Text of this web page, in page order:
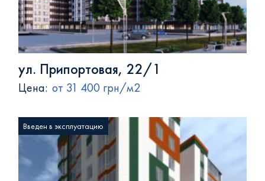
ул. Припортовая, 22/1
Цена: от 31 400 грн/м2
Введен в эксплуатацию